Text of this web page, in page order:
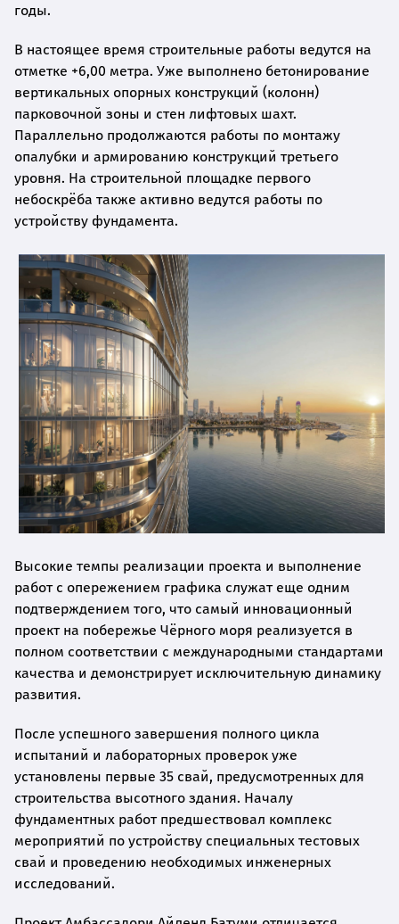
годы.
В настоящее время строительные работы ведутся на
отметке +6,00 метра. Уже выполнено бетонирование
вертикальных опорных конструкций (колонн)
парковочной зоны и стен лифтовых шахт.
Параллельно продолжаются работы по монтажу
опалубки и армированию конструкций третьего
уровня. На строительной площадке первого
небоскрёба также активно ведутся работы по
устройству фундамента.
Высокие темпы реализации проекта и выполнение
работ с опережением графика служат еще одним
подтверждением того, что самый инновационный
проект на побережье Чёрного моря реализуется в
полном соответствии с международными стандартами
качества и демонстрирует исключительную динамику
развития.
После успешного завершения полного цикла
испытаний и лабораторных проверок уже
установлены первые 35 свай, предусмотренных для
строительства высотного здания. Началу
фундаментных работ предшествовал комплекс
мероприятий по устройству специальных тестовых
свай и проведению необходимых инженерных
исследований.